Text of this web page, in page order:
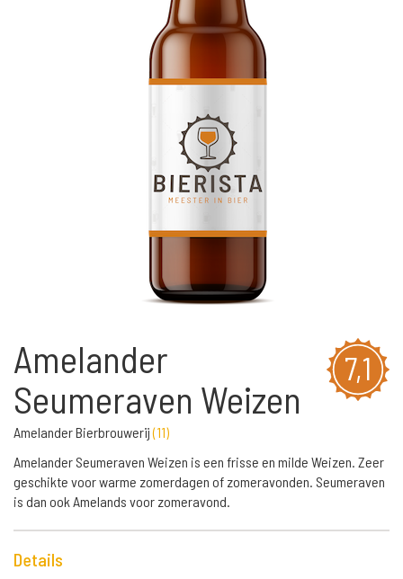
7,1
Amelander
Seumeraven Weizen
Amelander Bierbrouwerij(11)
Amelander Seumeraven Weizen is een frisse en milde Weizen. Zeer
geschikte voor warme zomerdagen of zomeravonden. Seumeraven
is dan ook Amelands voor zomeravond.
Details